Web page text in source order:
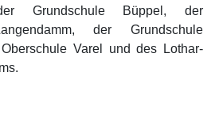
Grundschule Büppel, der
der Grundschule
Varel und des Lothar-